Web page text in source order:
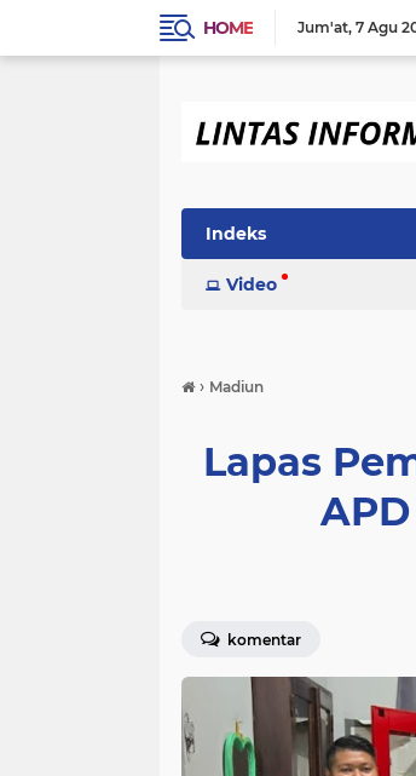
HOME Jum'at 7 Agu
Indeks
Video
› Madiun
Lapas
komentar